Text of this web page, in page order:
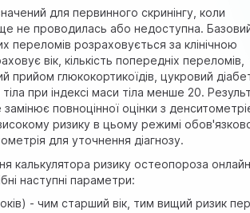
для первинного скринінгу, коли
не проводилась або недоступна.
переломів розраховується за клінічною
вік, кількість попередніх переломів,
прийом глюкокортикоїдів, цукровий
при індексі маси тіла менше 20.
замінює повноцінної оцінки з
ризику в цьому режимі
для уточнення діагнозу.
калькулятора ризику остеопороза
наступні параметри:
- чим старший вік, тим вищий ризик